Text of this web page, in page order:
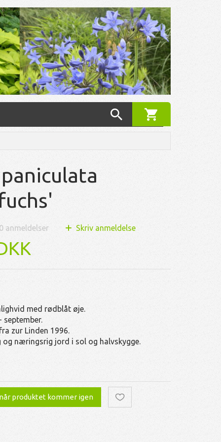
anmeldelser Skriv anmeldelse
med rødblåt øje.
zur Linden 1996.
og næringsrig jord i sol og halvskygge.
produktet kommer igen